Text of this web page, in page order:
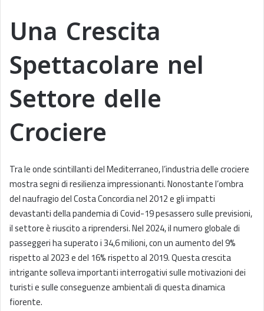
Una Crescita
Spettacolare nel
Settore delle
Crociere
Tra le onde scintillanti del Mediterraneo, l’industria delle crociere
mostra segni di resilienza impressionanti. Nonostante l’ombra
del naufragio del Costa Concordia nel 2012 e gli impatti
devastanti della pandemia di Covid-19 pesassero sulle previsioni,
il settore è riuscito a riprendersi. Nel 2024, il numero globale di
passeggeri ha superato i 34,6 milioni, con un aumento del 9%
rispetto al 2023 e del 16% rispetto al 2019. Questa crescita
intrigante solleva importanti interrogativi sulle motivazioni dei
turisti e sulle conseguenze ambientali di questa dinamica
fiorente.